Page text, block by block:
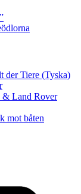
der Tiere (Tyska)
& Land Rover
mot båten